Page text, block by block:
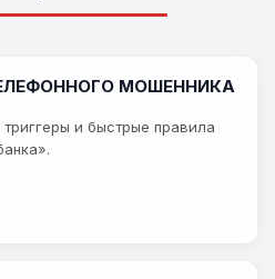
МОШЕННИКА
и быстрые правила